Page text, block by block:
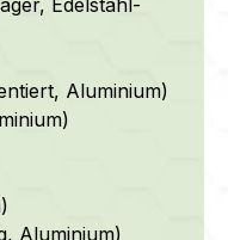
Aluminium)
Aluminium)